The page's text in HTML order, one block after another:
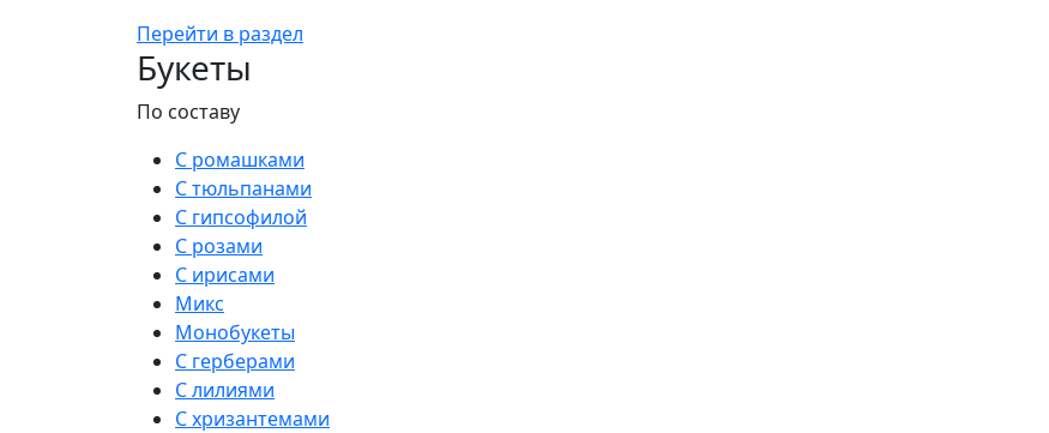
Перейти в раздел
Букеты
По составу
С ромашками
С тюльпанами
С гипсофилой
С розами
С ирисами
Микс
Монобукеты
С герберами
С лилиями
С хризантемами